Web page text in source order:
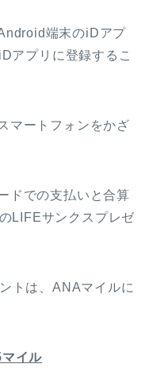
端末のiDアプ
アプリに登録するこ
マートフォンをかざ
ドでの支払いと合算
LIFEサンクスプレゼ
トは、ANAマイルに
イル